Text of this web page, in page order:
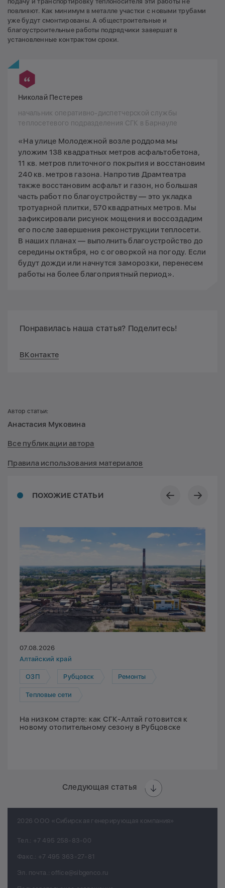
повлияют. Как минимум в металле участки с новыми трубами
уже будут смонтированы. А общестроительные и
благоустроительные работы подрядчики завершат в
установленные контрактом сроки.
Николай Пестерев
начальник оперативно-диспетчерской службы
теплосетевого подразделения СГК в Барнауле
«На улице Молодежной возле роддома мы
уложим 138 квадратных метров асфальтобетона,
11 кв. метров плиточного покрытия и восстановим
240 кв. метров газона. Напротив Драмтеатра
также восстановим асфальт и газон, но большая
часть работ по благоустройству — это укладка
тротуарной плитки, 570 квадратных метров. Мы
зафиксировали рисунок мощения и воссоздадим
его после завершения реконструкции теплосети.
В наших планах — выполнить благоустройство до
середины октября, но с оговоркой на погоду. Если
будут дожди или начнутся заморозки, перенесем
работы на более благоприятный период».
Понравилась наша статья? Поделитесь!
ВКонтакте
ПОХОЖИЕ СТАТЬИ
07.08.2026
Алтайский край
ОЗП Рубцовск Ремонты
Тепловые сети
На низком старте: как СГК-Алтай готовится к
новому отопительному сезону в Рубцовске
Следующая статья
Автор статьи:
Анастасия Муковина
Все публикации автора
Правила использования материалов
2026 ООО «Сибирская генерирующая компания»
Тел.: +7 495 258-83-00
Факс.: +7 495 363-27-81
Эл. почта.: office@sibgenco.ru